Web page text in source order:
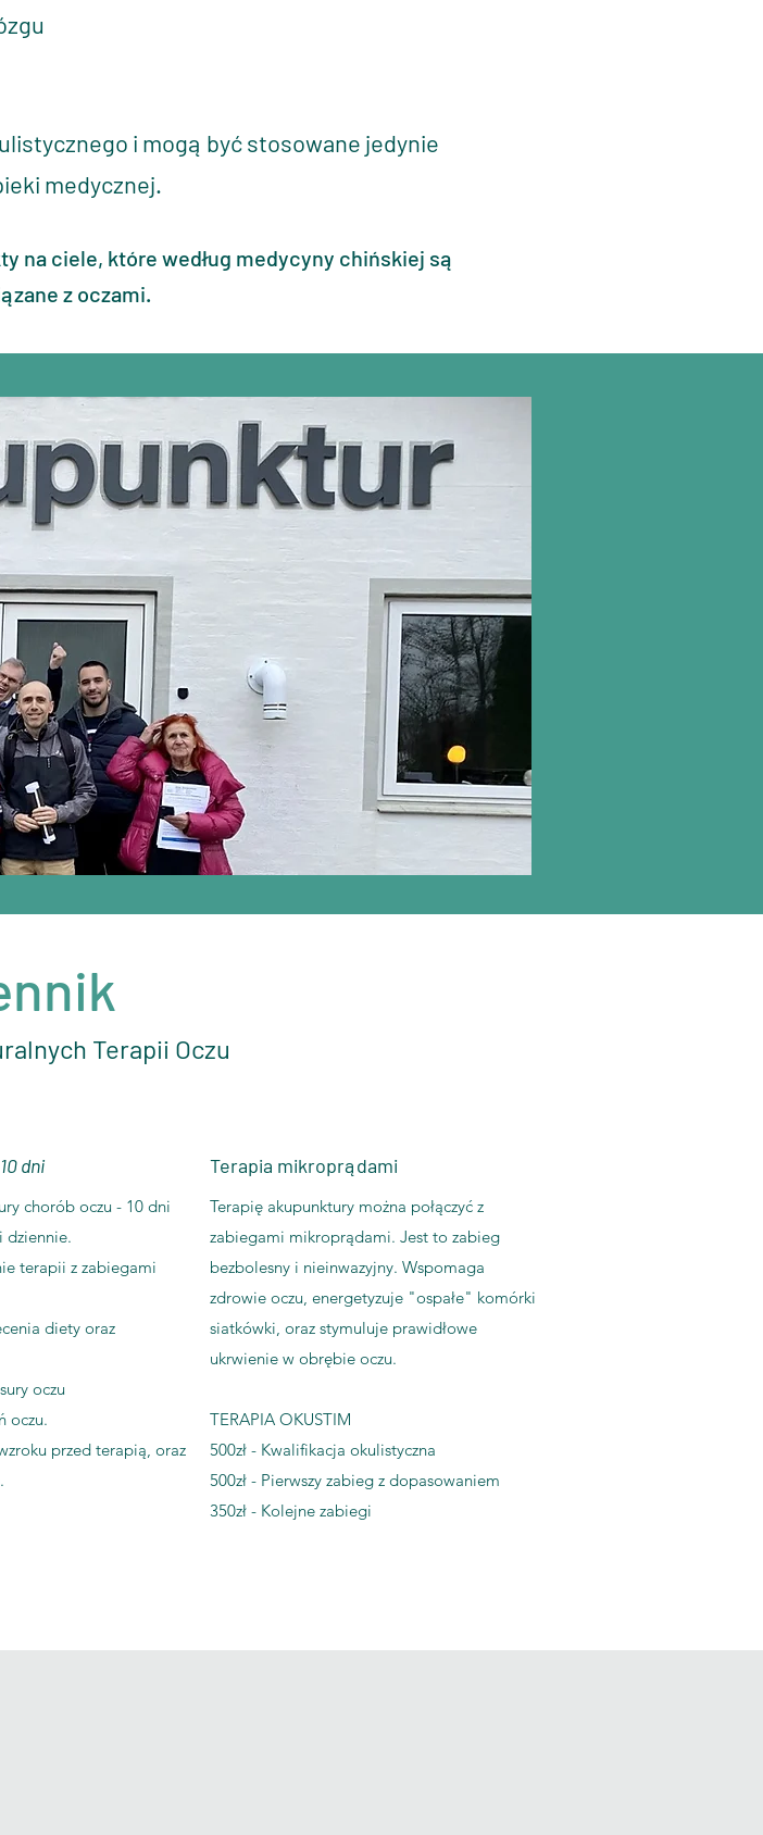
i mogą być stosowane jedynie
medycznej.
na ciele, które według medycyny chińskiej są
z oczami.
Terapii Oczu
dni
chorób oczu - 10 dni
dziennie.
terapii z zabiegami
diety oraz
oczu
oczu.
przed terapią, oraz
Terapia mikroprądami
Terapię akupunktury można połączyć z
zabiegami mikroprądami. Jest to zabieg
bezbolesny i nieinwazyjny. Wspomaga
zdrowie oczu, energetyzuje "ospałe" komórki
siatkówki, oraz stymuluje prawidłowe
ukrwienie w obrębie oczu.
TERAPIA OKUSTIM
500zł - Kwalifikacja okulistyczna
500zł - Pierwszy zabieg z dopasowaniem
350zł - Kolejne zabiegi